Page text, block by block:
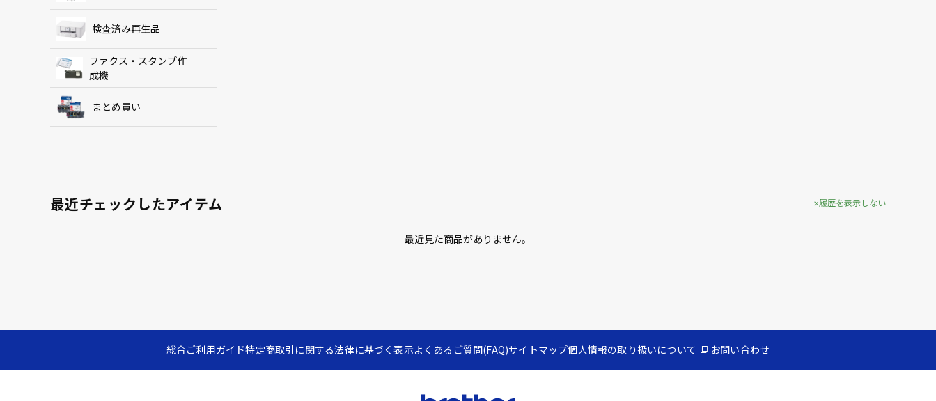
検査済み再生品
ファクス・スタンプ作
成機
まとめ買い
最近チェックしたアイテム
最近見た商品がありません。
履歴を表示しない
総合ご利用ガイド特定商取引に関する法律に基づく表示よくあるご質問(FAQ)サイトマップ個人情報の取り扱いについて お問い合わせ